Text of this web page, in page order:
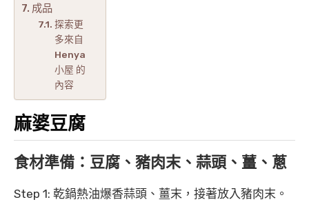
成品
探索更
多來自
Henya
小屋 的
內容
麻婆豆腐
食材準備：豆腐、豬肉末、蒜頭、薑、蔥
Step 1: 乾鍋熱油爆香蒜頭、薑末，接著放入豬肉末。